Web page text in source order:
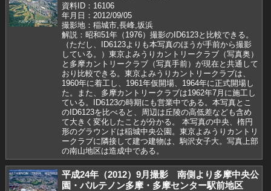
資料ID：16106
年月日：2012/09/05
撮影地：稲城市,長峰,坂浜
解説：昭和51年（1976）撮影のID6123と比較できる。
（ただし、ID6123よりも本写真のほうが手前から撮影
している。）東京よみうりカントリークラブ（写真奥）
と多摩カントリークラブ（写真手前）が現在と共通して
おり比較できる。東京よみうりカントリークラブは、
1960年に着工し、1961年仮開場、1964年に正式開場し
た。また、多摩カントリークラブは1962年7月に施工し
ている。ID6123の時期にも営業中である。本写真とこ
のID6123を比べると、周辺は丘陵の高低差なども含め
て大きく変化したことが分かる。 本写真の中央、楕円
形のグラウンドは稲城中央公園。東京よみうりカントリ
ークラブに隣接して建つ建物は、駒沢女子大。写真上部
の南山地区は造成中である。
平成24年（2012）9月撮影 南側より多摩中央公
園・パルテノン多摩・多摩センター駅前地区